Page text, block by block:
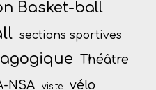
Basket-ball
sections sportives
Théâtre
NSA visite vélo